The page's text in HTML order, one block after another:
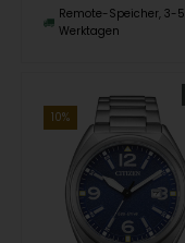
Remote-Speicher, 3-5
Werktagen
10%